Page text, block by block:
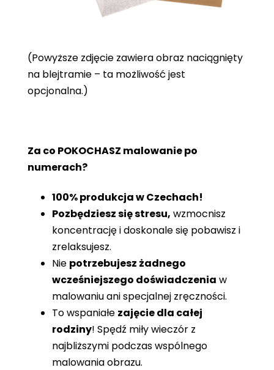
(Powyższe zdjęcie zawiera obraz naciągnięty
na blejtramie – ta możliwość jest
opcjonalna.)
Za co POKOCHASZ malowanie po
numerach?
100% produkcja w Czechach!
Pozbędziesz się stresu, wzmocnisz
koncentrację i doskonale się pobawisz i
zrelaksujesz.
Nie potrzebujesz żadnego
wcześniejszego doświadczenia w
malowaniu ani specjalnej zręczności.
To wspaniałe zajęcie dla całej
rodziny! Spędź miły wieczór z
najbliższymi podczas wspólnego
malowania obrazu.